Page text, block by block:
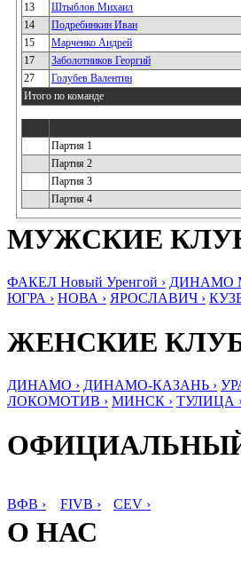
13
Штыблов Михаил
14
Подребинкин Иван
15
Марченко Андрей
17
Заболотников Георгий
27
Голубев Валентин
Итого по команде
Партия 1
Партия 2
Партия 3
Партия 4
МУЖСКИЕ
ФАКЕЛ Новый Уренгой › ДИНАМО
ЮГРА › НОВА › ЯРОСЛАВИЧ ›
ЖЕНСКИЕ
ДИНАМО › ДИНАМО-КАЗАНЬ ›
ЛОКОМОТИВ › МИНСК › ТУЛИЦА
ВФВ › FIVB › CEV ›
О НАС